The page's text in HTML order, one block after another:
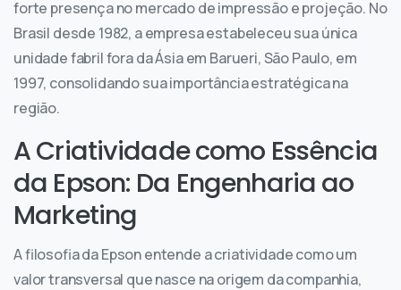
forte presença no mercado de impressão e projeção. No
Brasil desde 1982, a empresa estabeleceu sua única
unidade fabril fora da Ásia em Barueri, São Paulo, em
1997, consolidando sua importância estratégica na
região.
A Criatividade como Essência
da Epson: Da Engenharia ao
Marketing
A filosofia da Epson entende a criatividade como um
valor transversal que nasce na origem da companhia,